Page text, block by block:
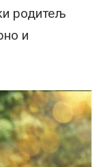
родитељ
и